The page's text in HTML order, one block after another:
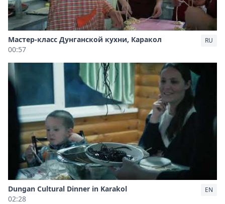
Мастер-класс Дунганской кухни, Каракол
00:57
RU
Dungan Cultural Dinner in Karakol
02:28
EN